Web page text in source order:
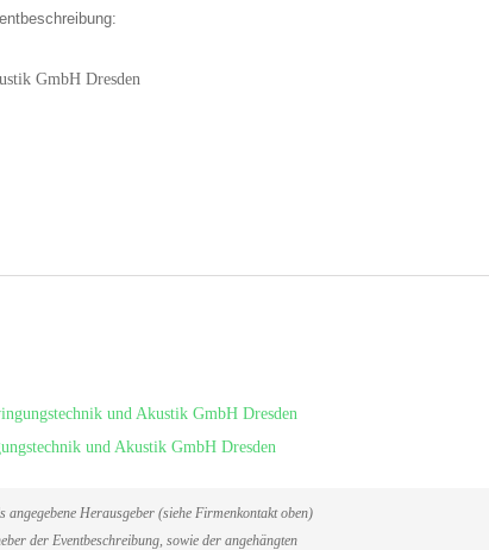
GmbH Dresden
und Akustik GmbH Dresden
und Akustik GmbH Dresden
angegebene Herausgeber (siehe Firmenkontakt oben)
der Eventbeschreibung, sowie der angehängten